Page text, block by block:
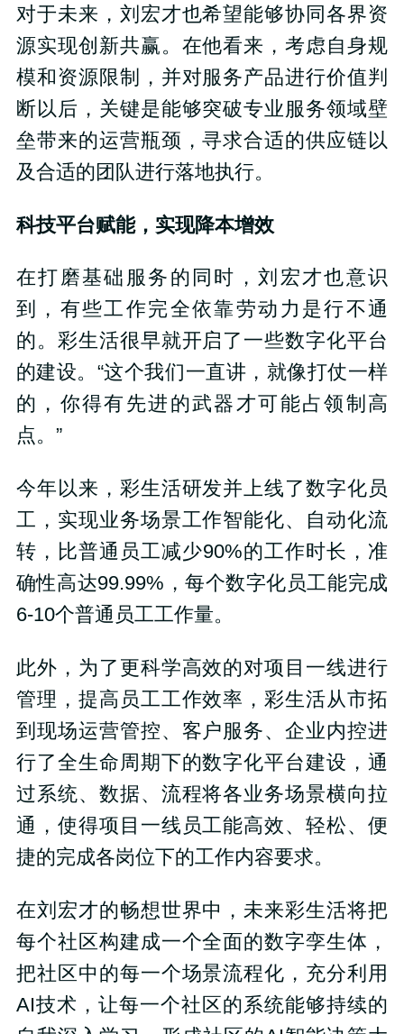
对于未来，刘宏才也希望能够协同各界资
源实现创新共赢。在他看来，考虑自身规
模和资源限制，并对服务产品进行价值判
断以后，关键是能够突破专业服务领域壁
垒带来的运营瓶颈，寻求合适的供应链以
及合适的团队进行落地执行。
科技平台赋能，实现降本增效
在打磨基础服务的同时，刘宏才也意识
到，有些工作完全依靠劳动力是行不通
的。彩生活很早就开启了一些数字化平台
的建设。“这个我们一直讲，就像打仗一样
的，你得有先进的武器才可能占领制高
点。”
今年以来，彩生活研发并上线了数字化员
工，实现业务场景工作智能化、自动化流
转，比普通员工减少90%的工作时长，准
确性高达99.99%，每个数字化员工能完成
6-10个普通员工工作量。
此外，为了更科学高效的对项目一线进行
管理，提高员工工作效率，彩生活从市拓
到现场运营管控、客户服务、企业内控进
行了全生命周期下的数字化平台建设，通
过系统、数据、流程将各业务场景横向拉
通，使得项目一线员工能高效、轻松、便
捷的完成各岗位下的工作内容要求。
在刘宏才的畅想世界中，未来彩生活将把
每个社区构建成一个全面的数字孪生体，
把社区中的每一个场景流程化，充分利用
AI技术，让每一个社区的系统能够持续的